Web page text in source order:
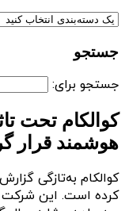
جستجو
جستجو برای:
کوالکام تحت
هوشمند قرار
کرده است. این شرکت